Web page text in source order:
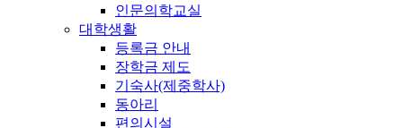
인문의학교실
대학생활
등록금 안내
장학금 제도
기숙사(제중학사)
동아리
편의시설